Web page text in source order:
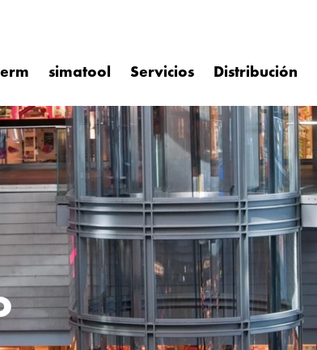
simatool Servicios Distribución